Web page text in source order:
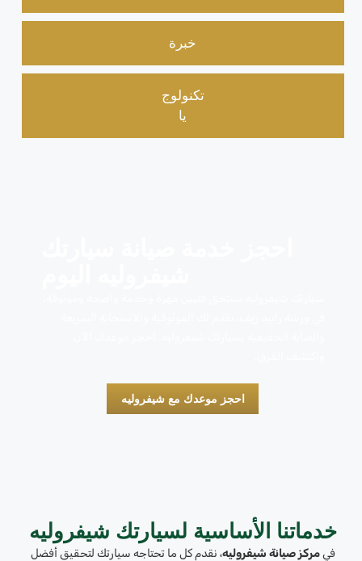
خبرة
تكنولوج
يا
احجز موعدك مع شيفروليه
خدماتنا الأساسية لسيارتك شيفروليه
فيمركز صيانة شيفروليه، نقدم كل ما تحتاجه سيارتك لتحقيق أفضل